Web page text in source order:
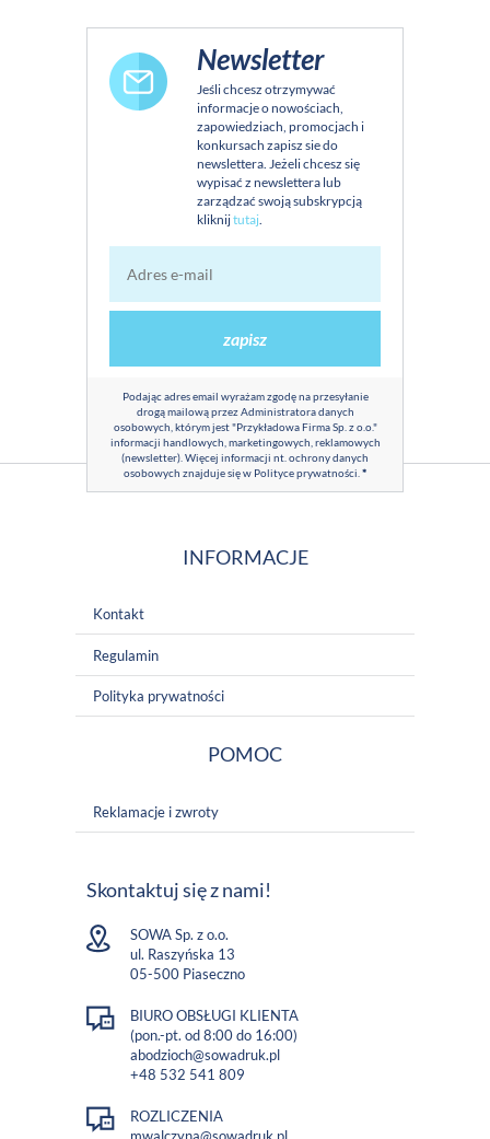
Newsletter
Jeśli chcesz otrzymywać
informacje o nowościach,
zapowiedziach, promocjach i
konkursach zapisz sie do
newslettera. Jeżeli chcesz się
wypisać z newslettera lub
zarządzać swoją subskrypcją
kliknijtutaj.
zapisz
Podając adres email wyrażam zgodę na przesyłanie
drogą mailową przez Administratora danych
osobowych, którym jest "Przykładowa Firma Sp. z o.o."
informacji handlowych, marketingowych, reklamowych
(newsletter). Więcej informacji nt. ochrony danych
osobowych znajduje się w Polityce prywatności *
INFORMACJE
Kontakt
Regulamin
Polityka prywatności
POMOC
Reklamacje i zwroty
Skontaktuj się z nami!
SOWA Sp. z o.o.
ul. Raszyńska 13
05-500 Piaseczno
BIURO OBSŁUGI KLIENTA
(pon.-pt. od 8:00 do 16:00)
abodzioch@sowadruk.pl
+48 532 541 809
ROZLICZENIA